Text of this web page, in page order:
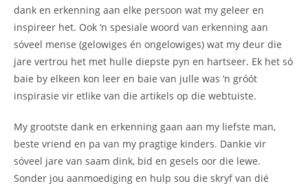
dank en erkenning aan elke persoon wat my geleer en
inspireer het. Ook ‘n spesiale woord van erkenning aan
sóveel mense (gelowiges én ongelowiges) wat my deur die
jare vertrou het met hulle diepste pyn en hartseer. Ek het só
baie by elkeen kon leer en baie van julle was ‘n gróót
inspirasie vir etlike van die artikels op die webtuiste.
My grootste dank en erkenning gaan aan my liefste man,
beste vriend en pa van my pragtige kinders. Dankie vir
sóveel jare van saam dink, bid en gesels oor die lewe.
Sonder jou aanmoediging en hulp sou die skryf van dié